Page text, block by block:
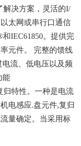
解决方案，灵活的I/
太网或串行口通信
IEC61850。提供完
元件。 完整的馈线
流、低电压以及频
能
归特性。一种是电流
电感应.盘元件,复归
量确定。当采用标